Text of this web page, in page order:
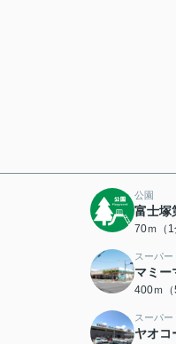
公園
富士塚
70ｍ（1
スーパー
マミー
400ｍ（
スーパー
ヤオコ